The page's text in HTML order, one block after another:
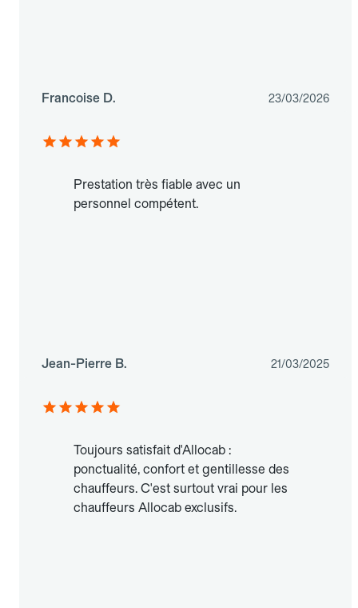
Francoise D. 23/03/2026
Prestation très fiable avec un
personnel compétent.
Jean-Pierre B. 21/03/2025
Toujours satisfait d'Allocab :
ponctualité, confort et gentillesse des
chauffeurs. C'est surtout vrai pour les
chauffeurs Allocab exclusifs.